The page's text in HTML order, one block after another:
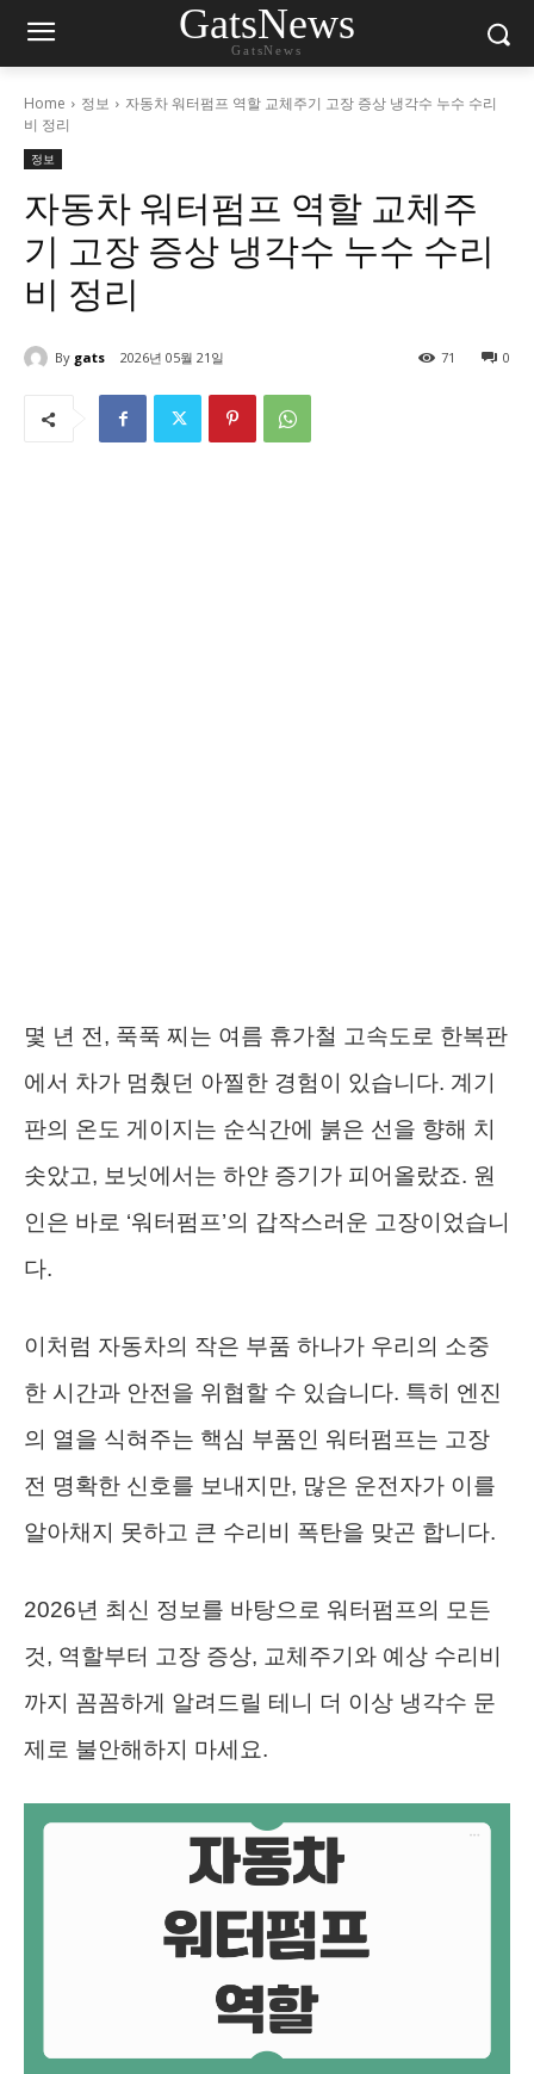
GatsNews
GatsNews
Home 정보
자동차 워터펌프 역할 교체주기 고장 증상 냉각수 누수 수리
비 정리
정보
자동차 워터펌프 역할 교체주
기 고장 증상 냉각수 누수 수리
비 정리
By gats 2026년 05월 21일 0
71
몇 년 전, 푹푹 찌는 여름 휴가철 고속도로 한복판
에서 차가 멈췄던 아찔한 경험이 있습니다. 계기
판의 온도 게이지는 순식간에 붉은 선을 향해 치
솟았고, 보닛에서는 하얀 증기가 피어올랐죠. 원
인은 바로 ‘워터펌프’의 갑작스러운 고장이었습니
다.
이처럼 자동차의 작은 부품 하나가 우리의 소중
한 시간과 안전을 위협할 수 있습니다. 특히 엔진
의 열을 식혀주는 핵심 부품인 워터펌프는 고장
전 명확한 신호를 보내지만, 많은 운전자가 이를
알아채지 못하고 큰 수리비 폭탄을 맞곤 합니다.
2026년 최신 정보를 바탕으로 워터펌프의 모든
것, 역할부터 고장 증상, 교체주기와 예상 수리비
까지 꼼꼼하게 알려드릴 테니 더 이상 냉각수 문
제로 불안해하지 마세요.